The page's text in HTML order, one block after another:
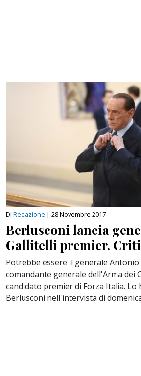
Di Redazione | 28 Novembre 2017
Berlusconi lancia
Gallitelli premier.
Potrebbe essere il generale Antonio
comandante generale dell'Arma dei
candidato premier di Forza Italia. Lo
Berlusconi nell'intervista di